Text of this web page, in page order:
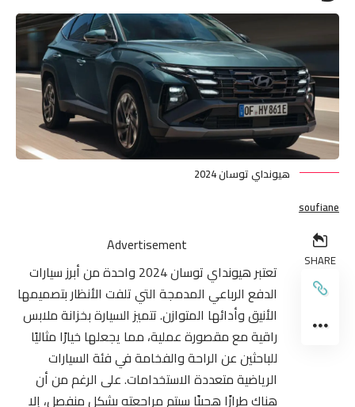
هيونداي توسان 2024
soufiane
SHARE
Advertisement
تعتبر هيونداي توسان 2024 واحدة من أبرز سيارات
الدفع الرباعي المدمجة التي تلفت الأنظار بتصميمها
الأنيق وأدائها المتوازن. تتميز السيارة بخزانة ملابس
راقية مع مقصورة عملية، مما يجعلها خيارًا مثاليًا
للباحثين عن الراحة والفخامة في فئة السيارات
الرياضية متعددة الاستخدامات. على الرغم من أن
هناك طرازًا هجينًا سيتم مراجعته بشكل منفصل، إلا